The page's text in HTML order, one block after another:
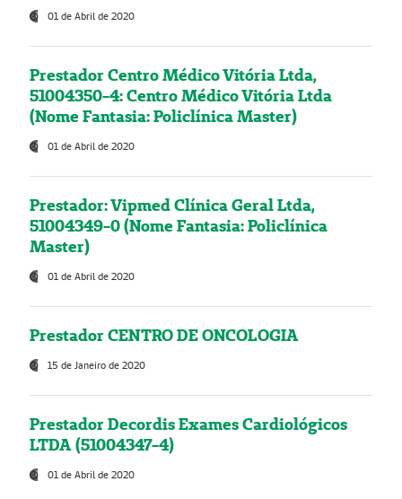
01 de Abril de 2020
Prestador Centro Médico Vitória Ltda,
51004350-4: Centro Médico Vitória Ltda
(Nome Fantasia: Policlínica Master)
01 de Abril de 2020
Prestador: Vipmed Clínica Geral Ltda,
51004349-0 (Nome Fantasia: Policlínica
Master)
01 de Abril de 2020
Prestador CENTRO DE ONCOLOGIA
15 de Janeiro de 2020
Prestador Decordis Exames Cardiológicos
LTDA (51004347-4)
01 de Abril de 2020